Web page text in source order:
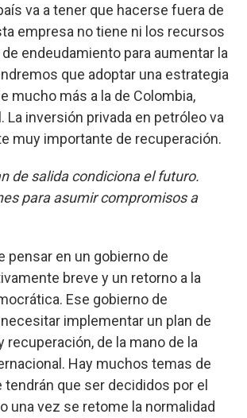
va a tener que hacerse fuera de
empresa no tiene ni los recursos
endeudamiento para aumentar la
que adoptar una estrategia
mucho más a la de Colombia,
La inversión privada en petróleo va
muy importante de recuperación.
de salida condiciona el futuro.
para asumir compromisos a
pensar en un gobierno de
breve y un retorno a la
Ese gobierno de
implementar un plan de
recuperación, de la mano de la
Hay muchos temas de
tendrán que ser decididos por el
una vez se retome la normalidad